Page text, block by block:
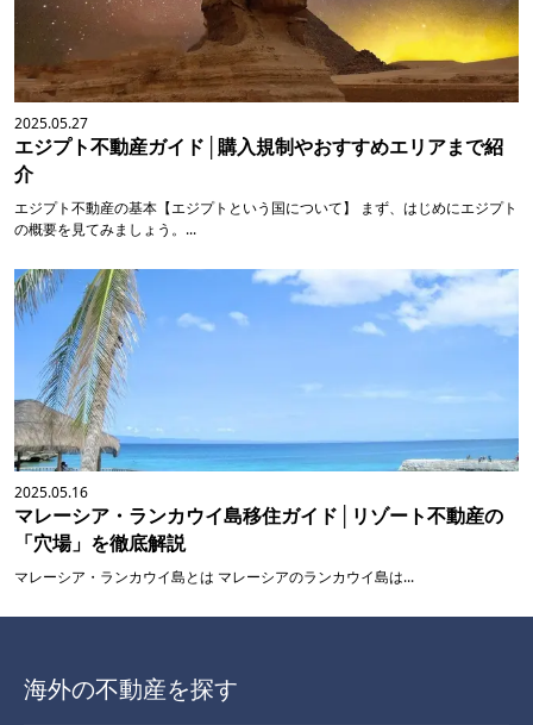
2025.05.27
エジプト不動産ガイド│購入規制やおすすめエリアまで紹
介
エジプト不動産の基本【エジプトという国について】 まず、はじめにエジプト
の概要を見てみましょう。...
2025.05.16
マレーシア・ランカウイ島移住ガイド│リゾート不動産の
「穴場」を徹底解説
マレーシア・ランカウイ島とは マレーシアのランカウイ島は...
海外の不動産を探す